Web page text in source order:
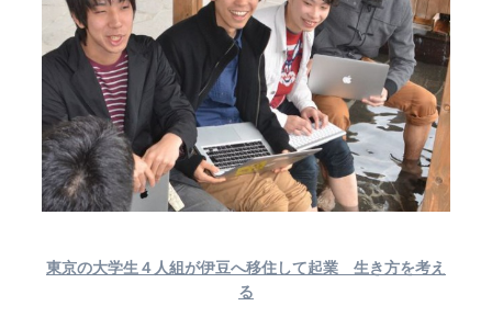
東京の大学生４人組が伊豆へ移住して起業 生き方を考え
る